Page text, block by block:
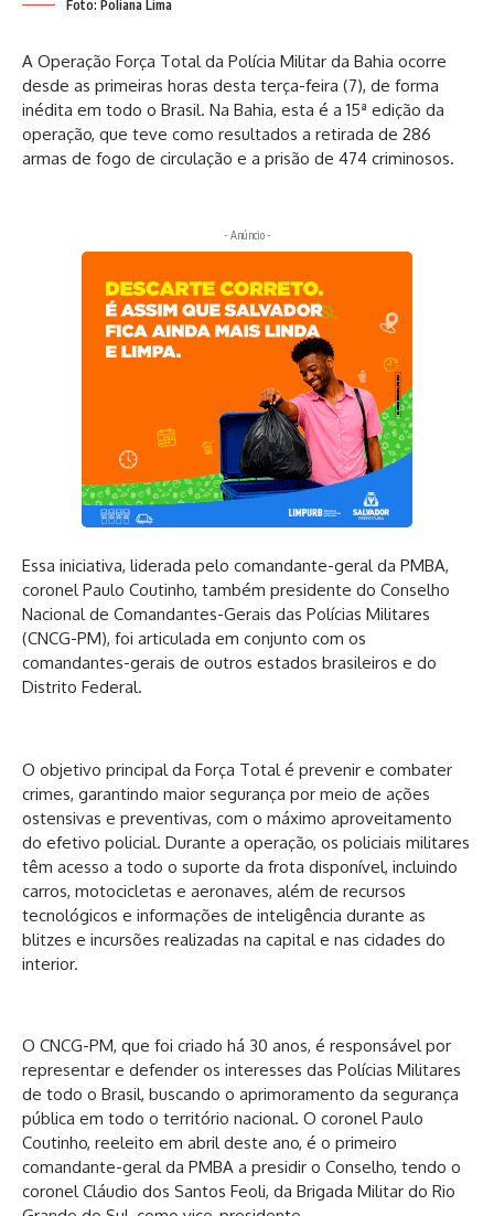
Foto: Poliana Lima
A Operação Força Total da Polícia Militar da Bahia ocorre
desde as primeiras horas desta terça-feira (7), de forma
inédita em todo o Brasil. Na Bahia, esta é a 15ª edição da
operação, que teve como resultados a retirada de 286
armas de fogo de circulação e a prisão de 474 criminosos.
- Anúncio -
Essa iniciativa, liderada pelo comandante-geral da PMBA,
coronel Paulo Coutinho, também presidente do Conselho
Nacional de Comandantes-Gerais das Polícias Militares
(CNCG-PM), foi articulada em conjunto com os
comandantes-gerais de outros estados brasileiros e do
Distrito Federal.
O objetivo principal da Força Total é prevenir e combater
crimes, garantindo maior segurança por meio de ações
ostensivas e preventivas, com o máximo aproveitamento
do efetivo policial. Durante a operação, os policiais militares
têm acesso a todo o suporte da frota disponível, incluindo
carros, motocicletas e aeronaves, além de recursos
tecnológicos e informações de inteligência durante as
blitzes e incursões realizadas na capital e nas cidades do
interior.
O CNCG-PM, que foi criado há 30 anos, é responsável por
representar e defender os interesses das Polícias Militares
de todo o Brasil, buscando o aprimoramento da segurança
pública em todo o território nacional. O coronel Paulo
Coutinho, reeleito em abril deste ano, é o primeiro
comandante-geral da PMBA a presidir o Conselho, tendo o
coronel Cláudio dos Santos Feoli, da Brigada Militar do Rio